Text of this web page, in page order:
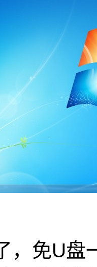
，免U盘